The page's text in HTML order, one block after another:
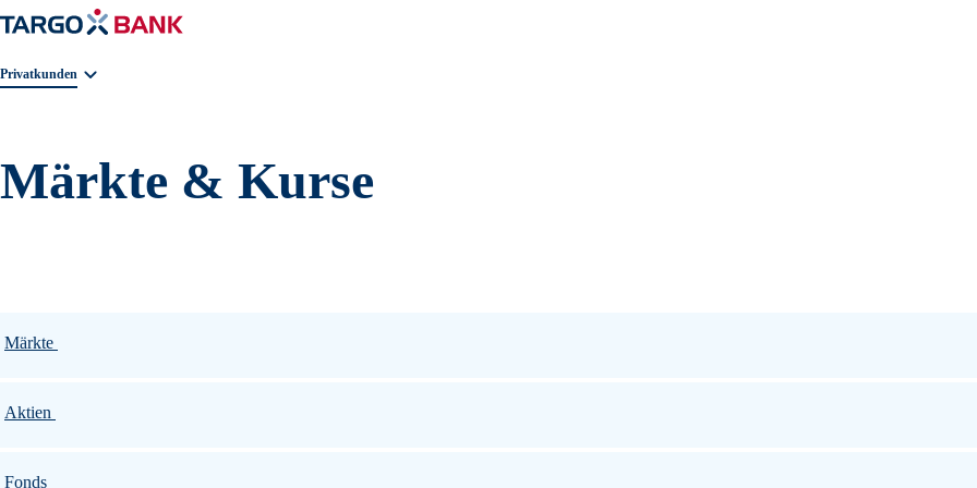
Geschäftsbereichnavigation. Aktuelle Auswahl:
Privatkunden
Märkte & Kurse
Märkte
Aktien
Fonds